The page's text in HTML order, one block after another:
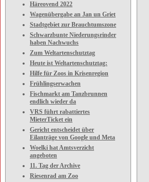
Häreovend 2022
Wagenübergabe an Jan un Griet
Stadtgebiet zur Brauchtumszone
Schwarzbunte Niederungsrinder
haben Nachwuchs
Zum Weltartenschutztag
Heute ist Weltartenschutztag:
Hilfe für Zoos in Krisenregion
Frühlingserwachen
Fischmarkt am Tanzbrunnen
endlich wieder da
VRS führt rabattiertes
MieterTicket ein
Gericht entscheidet über
Eilanträge von Google und Meta
Woelki hat Amtsverzicht
angeboten
11. Tag der Archive
Riesenrad am Zoo